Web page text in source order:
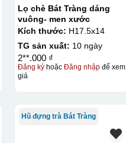
Lọ chè Bát Tràng dáng
vuông- men xước
Kích thước: H17.5x14
TG sản xuất: 10 ngày
2**.000 ₫
Đăng kýhoặc Đăng nhậpđể xem
giá
Hũ đựng trà Bát Tràng